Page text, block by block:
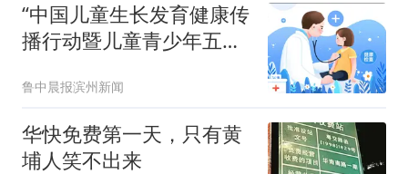
“中国儿童生长发育健康传
播行动暨儿童青少年五健
益活动 · 8月18日 走进滨
州市人民医院
鲁中晨报滨州新闻
华快免费第一天，只有黄
埔人笑不出来